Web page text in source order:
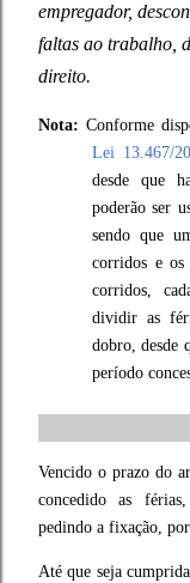
empregador,
faltas ao trabalho,
direito.
Nota: Conforme
Lei 13.467/
desde que
poderão ser
sendo que
corridos e os
corridos,
dividir as
dobro, desde
período
Vencido o prazo do
concedido as
pedindo a fixação, por
Até que seja